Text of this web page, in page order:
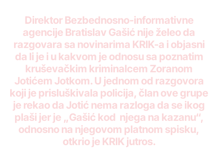
Direktor Bezbednosno-informativne
agencije Bratislav Gašić nije želeo da
razgovara sa novinarima KRIK-a i objasni
da li je i u kakvom je odnosu sa poznatim
kruševačkim kriminalcem Zoranom
Jotićem Jotkom. U jednom od razgovora
koji je prisluškivala policija, član ove grupe
je rekao da Jotić nema razloga da se ikog
plaši jer je „Gašić kod njega na kazanu“,
odnosno na njegovom platnom spisku,
otkrio je KRIK jutros.